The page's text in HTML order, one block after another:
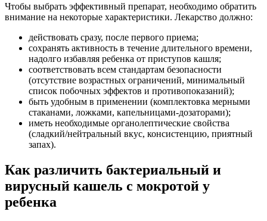
Чтобы выбрать эффективный препарат, необходимо обратить
внимание на некоторые характеристики. Лекарство должно:
действовать сразу, после первого приема;
сохранять активность в течение длительного времени,
надолго избавляя ребенка от приступов кашля;
соответствовать всем стандартам безопасности
(отсутствие возрастных ограничений, минимальный
список побочных эффектов и противопоказаний);
быть удобным в применении (комплектовка мерными
стаканами, ложками, капельницами-дозаторами);
иметь необходимые органолептические свойства
(сладкий/нейтральный вкус, консистенцию, приятный
запах).
Как различить бактериальный и
вирусный кашель с мокротой у
ребенка